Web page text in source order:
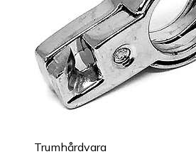
Trumhårdvara